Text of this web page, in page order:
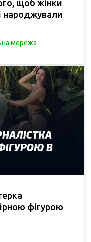
щоб жінки
народжували
мережа
фігурою